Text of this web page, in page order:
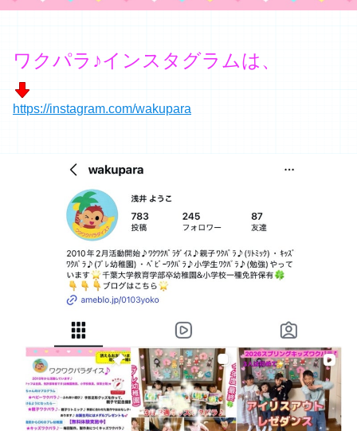
ワクパラ♪インスタグラムは、
https://instagram.com/wakupara